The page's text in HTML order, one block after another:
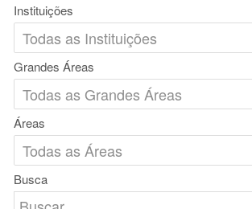
Instituições
Grandes Áreas
Áreas
Busca